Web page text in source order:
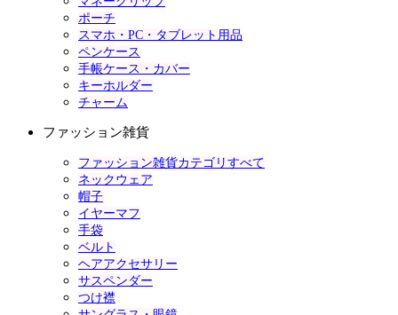
ポーチ
スマホ・PC・タブレット用品
ペンケース
手帳ケース・カバー
キーホルダー
チャーム
ファッション雑貨
ファッション雑貨カテゴリすべて
ネックウェア
帽子
イヤーマフ
手袋
ベルト
ヘアアクセサリー
サスペンダー
つけ襟